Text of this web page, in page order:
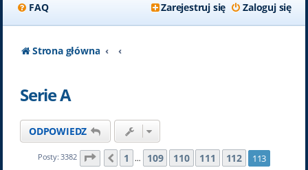
FAQ Zaloguj się
Zarejestruj się
Strona główna
Serie A
ODPOWIEDZ
Posty: 3382 Strona 113 z113
Poprzednia
1 … 109 110 111 112 113